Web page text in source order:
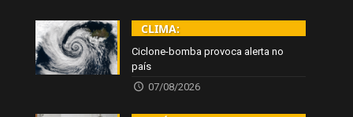
CLIMA:
Ciclone-bomba provoca alerta no
país
07/08/2026